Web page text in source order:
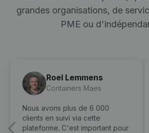
grandes organisations, de
PME ou
Roel Lemmens
Containers Maes
Nous avons plus de 6 000
clients en suivi via cette
plateforme. C'est important pour